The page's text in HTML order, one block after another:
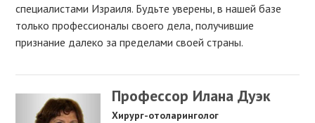
специалистами Израиля. Будьте уверены, в нашей базе
только профессионалы своего дела, получившие
признание далеко за пределами своей страны.
Профессор Илана Дуэк
Хирург-отоларинголог